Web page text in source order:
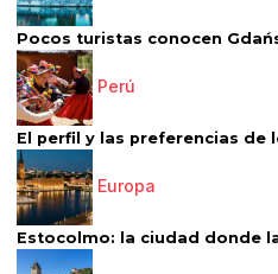
Pocos turistas conocen
Perú
El perfil y las preferencias de
Europa
Estocolmo: la ciudad donde